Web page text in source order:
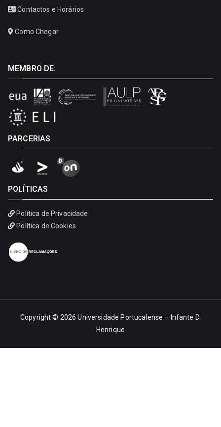
Contactos e Horários
Como Chegar
MEMBRO DE:
PARCERIAS
POLÍTICAS
Política de Privacidade
Política de Cookies
Copyright © 2026Universidade Portucalense – Infante D.
Henrique